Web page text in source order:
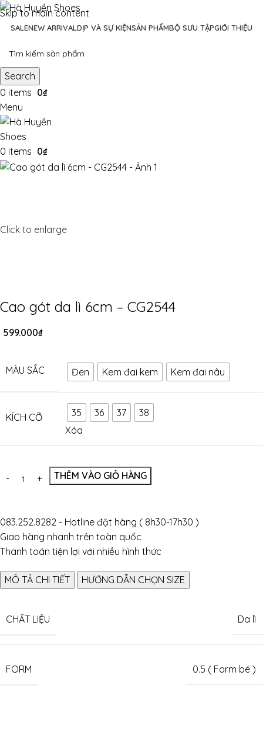
Skip to main content
SALENEW ARRIVALDỊP VÀ SỰ KIỆNSẢN PHẨMBỘ SƯU TẬPGIỚI THIỆU
Search
0 items 0₫
Menu
0 items 0₫
Click to enlarge
Cao gót da lì 6cm – CG2544
599.000₫
MÀU SẮC Đen Kem đai kem Kem đai nâu
KÍCH CỠ 35 36 37
38
Xóa
THÊM VÀO GIỎ HÀNG
083.252.8282 - Hotline đặt hàng ( 8h30-17h30 )
Giao hàng nhanh trên toàn quốc
Thanh toán tiện lợi với nhiều hình thức
MÔ TẢ CHI TIẾT HƯỚNG DẪN CHỌN SIZE
CHẤT LIỆU Da lì
FORM 0.5 ( Form bé )